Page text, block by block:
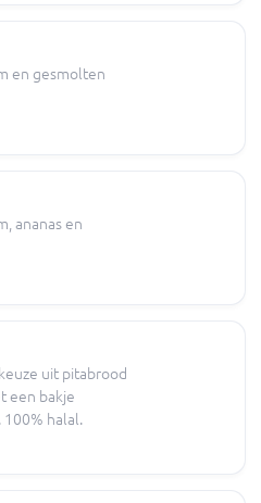
en gesmolten
ananas en
uit pitabrood
een bakje
100% halal.